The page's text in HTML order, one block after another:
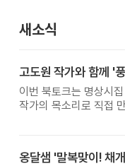
새소식
고도원 작가와 함께 '
이번 북토크는 명상시집
작가의 목소리로 직접
옹달샘 '말복맞이! 채